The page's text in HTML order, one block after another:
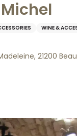
WINE &
21200
aux favoris